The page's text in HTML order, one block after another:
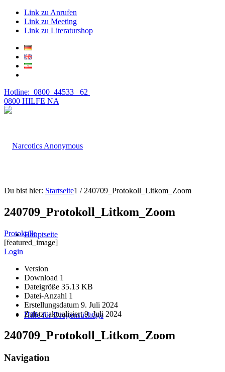
Link zu Anrufen
Link zu Meeting
Link zu Literaturshop
Hotline: 0800 44533 62
0800 HILFE NA
Hauptseite
Hilfe für Drogensüchtige
Du bist hier: Startseite1 / 240709_Protokoll_Litkom_Zoom
240709_Protokoll_Litkom_Zoom
Protokolle
[featured_image]
Login
Version
Download 1
Dateigröße 35.13 KB
Datei-Anzahl 1
Erstellungsdatum 9. Juli 2024
Zuletzt aktualisiert9. Juli 2024
240709_Protokoll_Litkom_Zoom
Navigation